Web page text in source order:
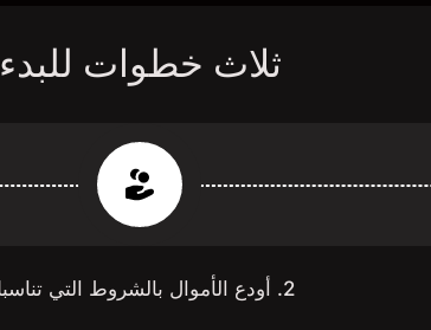
ثلاث خطوات للبدء
2. أودع الأموال بالشروط التي تناسبك